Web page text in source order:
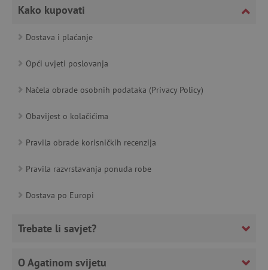
Kako kupovati
Dostava i plaćanje
Opći uvjeti poslovanja
Načela obrade osobnih podataka (Privacy Policy)
Obavijest o kolačićima
Pravila obrade korisničkih recenzija
Pravila razvrstavanja ponuda robe
Dostava po Europi
Trebate li savjet?
O Agatinom svijetu
featureFlagCheckoutExperimentVariant www.agatinsvijet.hr
product_filter_remember
_lb
__cf_bm